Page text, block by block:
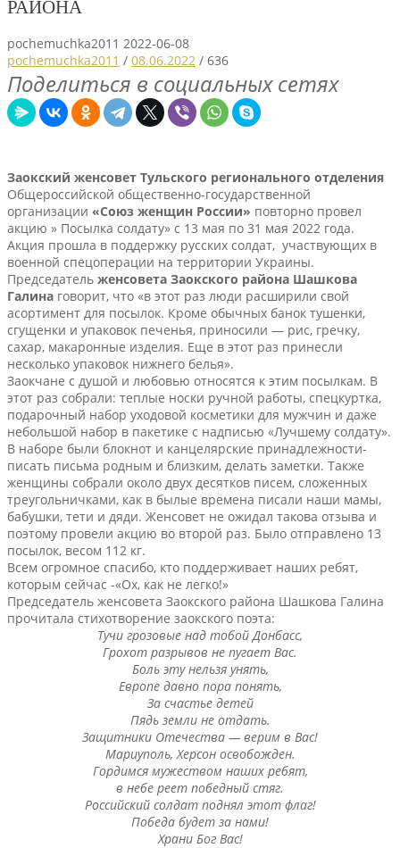
РАЙОНА
pochemuchka2011 2022-06-08
pochemuchka2011 / 08.06.2022 / 636
Поделиться в социальных сетях
Заокский женсовет Тульского регионального отделения
Общероссийской общественно-государственной
организации «Союз женщин России» повторно провел
акцию » Посылка солдату» с 13 мая по 31 мая 2022 года.
Акция прошла в поддержку русских солдат, участвующих в
военной спецоперации на территории Украины.
Председатель женсовета Заокского района Шашкова
Галина говорит, что «в этот раз люди расширили свой
асортимент для посылок. Кроме обычных банок тушенки,
сгущенки и упаковок печенья, приносили — рис, гречку,
сахар, макаронные изделия. Еще в этот раз принесли
несколько упаковок нижнего белья».
Заокчане с душой и любовью относятся к этим посылкам. В
этот раз собрали: теплые носки ручной работы, спецкуртка,
подарочный набор уходовой косметики для мужчин и даже
небольшой набор в пакетике с надписью «Лучшему солдату».
В наборе были блокнот и канцелярские принадлежности-
писать письма родным и близким, делать заметки. Также
женщины собрали около двух десятков писем, сложенных
треугольничками, как в былые времена писали наши мамы,
бабушки, тети и дяди. Женсовет не ожидал такова отзыва и
поэтому провели акцию во второй раз. Было отправлено 13
посылок, весом 112 кг.
Всем огромное спасибо, кто поддерживает наших ребят,
которым сейчас -«Ох, как не легко!»
Председатель женсовета Заокского района Шашкова Галина
прочитала стихотворение заокского поэта:
Тучи грозовые над тобой Донбасс,
Грохот разрывов не пугает Вас.
Боль эту нельзя унять,
Европе давно пора понять,
За счастье детей
Пядь земли не отдать.
Защитники Отечества — верим в Вас!
Мариуполь, Херсон освобожден.
Гордимся мужеством наших ребят,
в небе реет победный стяг.
Российский солдат поднял этот флаг!
Победа будет за нами!
Храни Бог Вас!